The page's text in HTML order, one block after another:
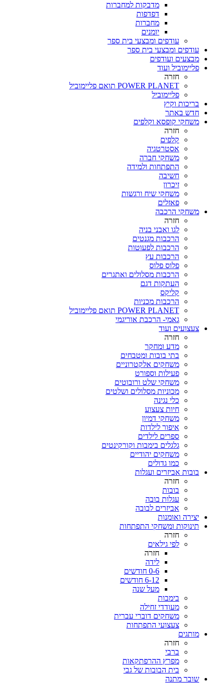
מדבקות למחברות
דפדפות
מחברות
יומנים
עודפים ומבצעי בית ספר
עודפים ומבצעי בית ספר
מבצעים ועודפים
פליימוביל ועוד
חזרה
POWER PLANET תואם פליימוביל
פליימוביל
בריכות וקיץ
חדש באתר
משחקי קופסא וקלפים
חזרה
קלפים
אסטרטגיה
משחקי חברה
התפתחות ולמידה
חשיבה
זיכרון
משחקי שיח ורגשות
פאזלים
משחקי הרכבה
חזרה
לגו ואבני בניה
הרכבות מגנטים
הרכבות לפעוטות
הרכבות עץ
פלוס פלוס
הרכבות מסלולים ואתגרים
העתקות דגם
קליקס
הרכבות מכניות
POWER PLANET תואם פליימוביל
גאמי- הרכבת אוריגמי
צעצועים ועוד
חזרה
מדע ומחקר
בתי בובות ומטבחים
משחקים אלקטרוניים
פעילות וספורט
משחקי שלט ורובוטים
מכוניות מסלולים ושלטים
כלי נגינה
חיות צעצוע
משחקי דמיון
איפור לילדות
ספרים לילדים
גלגלים בימבות וקורקינטים
משחקים יהודיים
כמו גדולים
בובות אביזרים ועגלות
חזרה
בובות
עגלות בובה
אביזרים לבובה
יצירה ואומנות
תינוקות ומשחקי התפתחות
חזרה
לפי גילאים
חזרה
לידה
0-6 חודשים
6-12 חודשים
מעל שנה
בימבות
מעודדי זחילה
משחקים דוברי עברית
צעצועי התפתחות
מותגים
חזרה
ברבי
מפרץ ההרפתקאות
בית הבובות של גבי
שובר מתנה